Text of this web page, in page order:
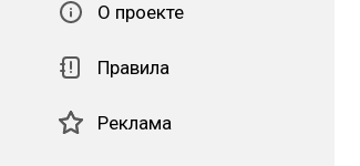
О проекте
Правила
Реклама